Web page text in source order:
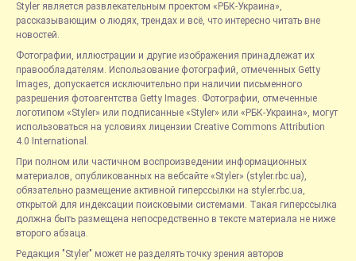
Styler является развлекательным проектом «РБК-Украина»,
рассказывающим о людях, трендах и всё, что интересно читать вне
новостей.
Фотографии, иллюстрации и другие изображения принадлежат их
правообладателям. Использование фотографий, отмеченных Getty
Images, допускается исключительно при наличии письменного
разрешения фотоагентства Getty Images. Фотографии, отмеченные
логотипом «Styler» или подписанные «Styler» или «РБК-Украина», могут
использоваться на условиях лицензии Creative Commons Attribution
4.0 International.
При полном или частичном воспроизведении информационных
материалов, опубликованных на вебсайте «Styler» (styler.rbc.ua),
обязательно размещение активной гиперссылки на styler.rbc.ua,
открытой для индексации поисковыми системами. Такая гиперссылка
должна быть размещена непосредственно в тексте материала не ниже
второго абзаца.
Редакция "Styler" может не разделять точку зрения авторов